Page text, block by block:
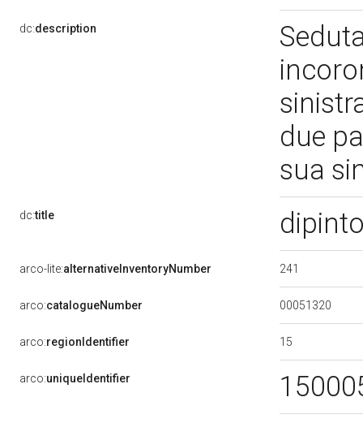
dc:description
due
sua
dc:title
arco-lite:alternativeInventoryNumber 241
arco:catalogueNumber 00051320
arco:regionIdentifier 15
arco:uniqueIdentifier